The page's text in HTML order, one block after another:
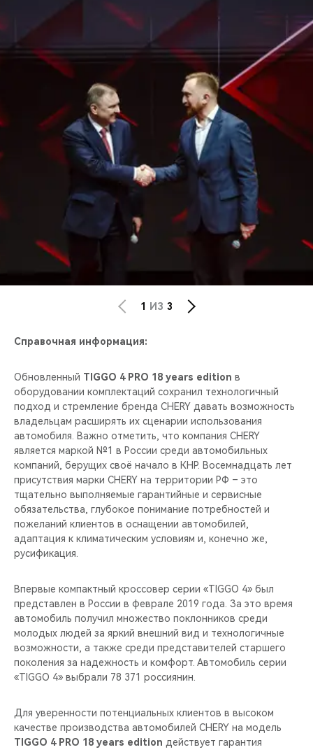
1 ИЗ 3
Справочная информация:
Обновленный TIGGO 4 PRO 18 years edition в
оборудовании комплектаций сохранил технологичный
подход и стремление бренда CHERY давать возможность
владельцам расширять их сценарии использования
автомобиля. Важно отметить, что компания CHERY
является маркой №1 в России среди автомобильных
компаний, берущих своё начало в КНР. Восемнадцать лет
присутствия марки CHERY на территории РФ – это
тщательно выполняемые гарантийные и сервисные
обязательства, глубокое понимание потребностей и
пожеланий клиентов в оснащении автомобилей,
адаптация к климатическим условиям и, конечно же,
русификация.
Впервые компактный кроссовер серии «TIGGO 4» был
представлен в России в феврале 2019 года. За это время
автомобиль получил множество поклонников среди
молодых людей за яркий внешний вид и технологичные
возможности, а также среди представителей старшего
поколения за надежность и комфорт. Автомобиль серии
«TIGGO 4» выбрали 78 371 россиянин.
Для уверенности потенциальных клиентов в высоком
качестве производства автомобилей CHERY на модель
TIGGO 4 PRO 18 years edition действует гарантия